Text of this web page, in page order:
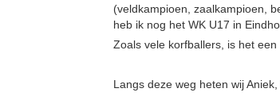
(veldkampioen, zaalkampioen,
heb ik nog het WK U17 in
Zoals vele korfballers, is het
Langs deze weg heten wij